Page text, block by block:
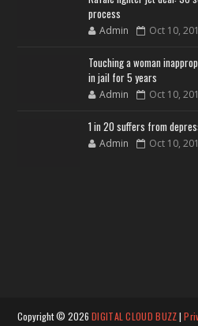
process
Admin Oct 10,
Touching a woman
in jail for 5 years
Admin Oct 10,
1 in 20 suffers from
Admin Oct 10,
Copyright © 2026 DIGITAL CLOUD BUZZ|